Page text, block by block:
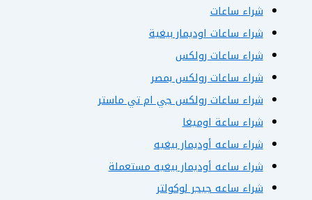
شراء ساعات
شراء ساعات اوديمار بيغية
شراء ساعات رولكس
شراء ساعات رولكس بمصر
شراء ساعات رولكس جي ام تي ماستر
شراء ساعة اوميغا
شراء ساعه أوديمار بيغيه
شراء ساعه أوديمار بيغيه مستعملة
شراء ساعه جيجر لوكولتر